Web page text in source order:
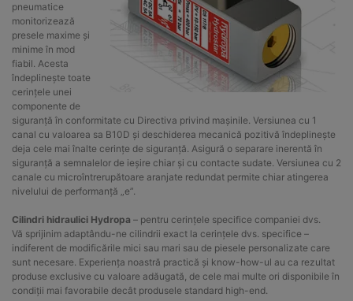
pneumatice
monitorizează
presele maxime și
minime în mod
fiabil. Acesta
îndeplinește toate
cerințele unei
componente de
siguranță în conformitate cu Directiva privind mașinile. Versiunea cu 1
canal cu valoarea sa B10D și deschiderea mecanică pozitivă îndeplinește
deja cele mai înalte cerințe de siguranță. Asigură o separare inerentă în
siguranță a semnalelor de ieșire chiar și cu contacte sudate. Versiunea cu 2
canale cu microîntrerupătoare aranjate redundat permite chiar atingerea
nivelului de performanță „e”.
Cilindri hidraulici Hydropa – pentru cerințele specifice companiei dvs.
Vă sprijinim adaptându-ne cilindrii exact la cerințele dvs. specifice –
indiferent de modificările mici sau mari sau de piesele personalizate care
sunt necesare. Experiența noastră practică și know-how-ul au ca rezultat
produse exclusive cu valoare adăugată, de cele mai multe ori disponibile în
condiții mai favorabile decât produsele standard high-end.